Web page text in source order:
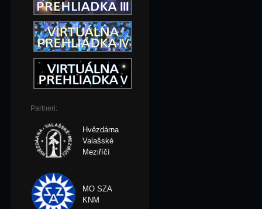
Partneri:
Hvězdárna
Valašské
Meziříčí
MO SZA
KNM